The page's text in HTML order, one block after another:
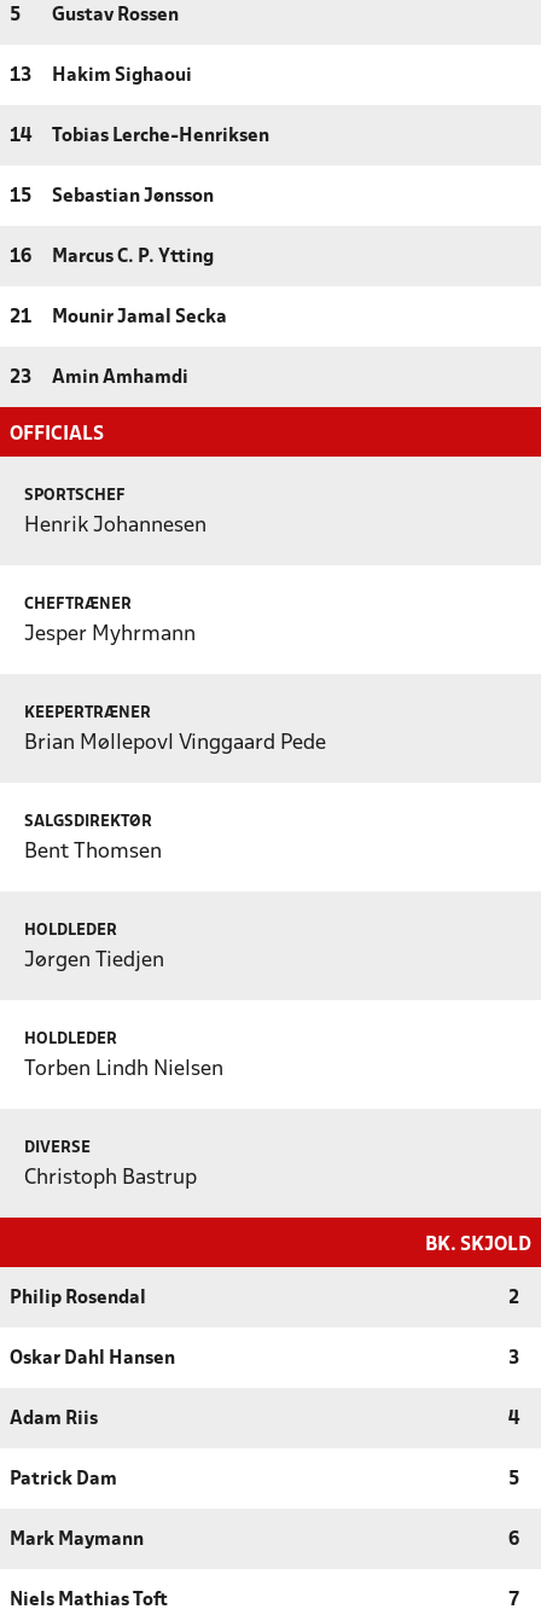
5 Gustav Rossen
13 Hakim Sighaoui
14 Tobias Lerche-Henriksen
15 Sebastian Jønsson
16 Marcus C. P. Ytting
21 Mounir Jamal Secka
23 Amin Amhamdi
OFFICIALS
SPORTSCHEF
Henrik Johannesen
CHEFTRÆNER
Jesper Myhrmann
KEEPERTRÆNER
Brian Møllepovl Vinggaard Pede
SALGSDIREKTØR
Bent Thomsen
HOLDLEDER
Jørgen Tiedjen
HOLDLEDER
Torben Lindh Nielsen
DIVERSE
Christoph Bastrup
BK. SKJOLD
Philip Rosendal 2
Oskar Dahl Hansen 3
Adam Riis 4
Patrick Dam 5
Mark Maymann 6
Niels Mathias Toft 7